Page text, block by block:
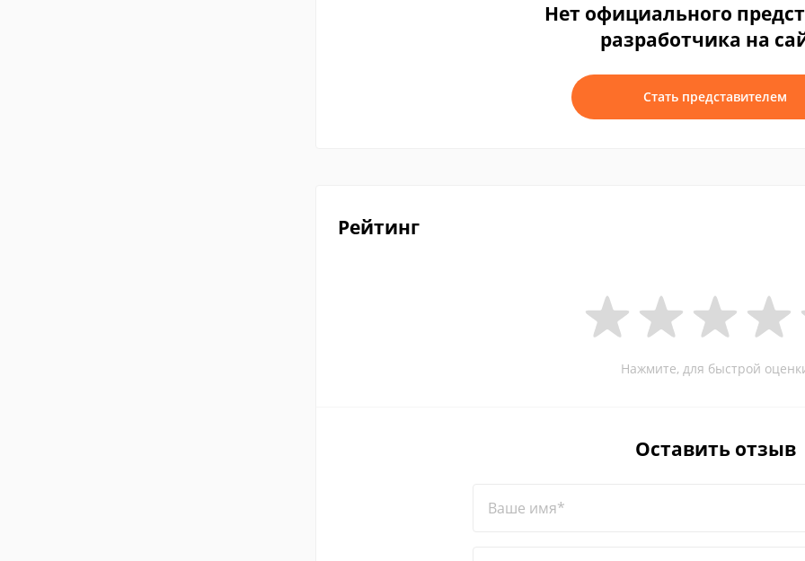
Нет официального
разработчика на
Стать представителем
Рейтинг
Нажмите, для быстрой
Оставить отзыв
Ваше имя*